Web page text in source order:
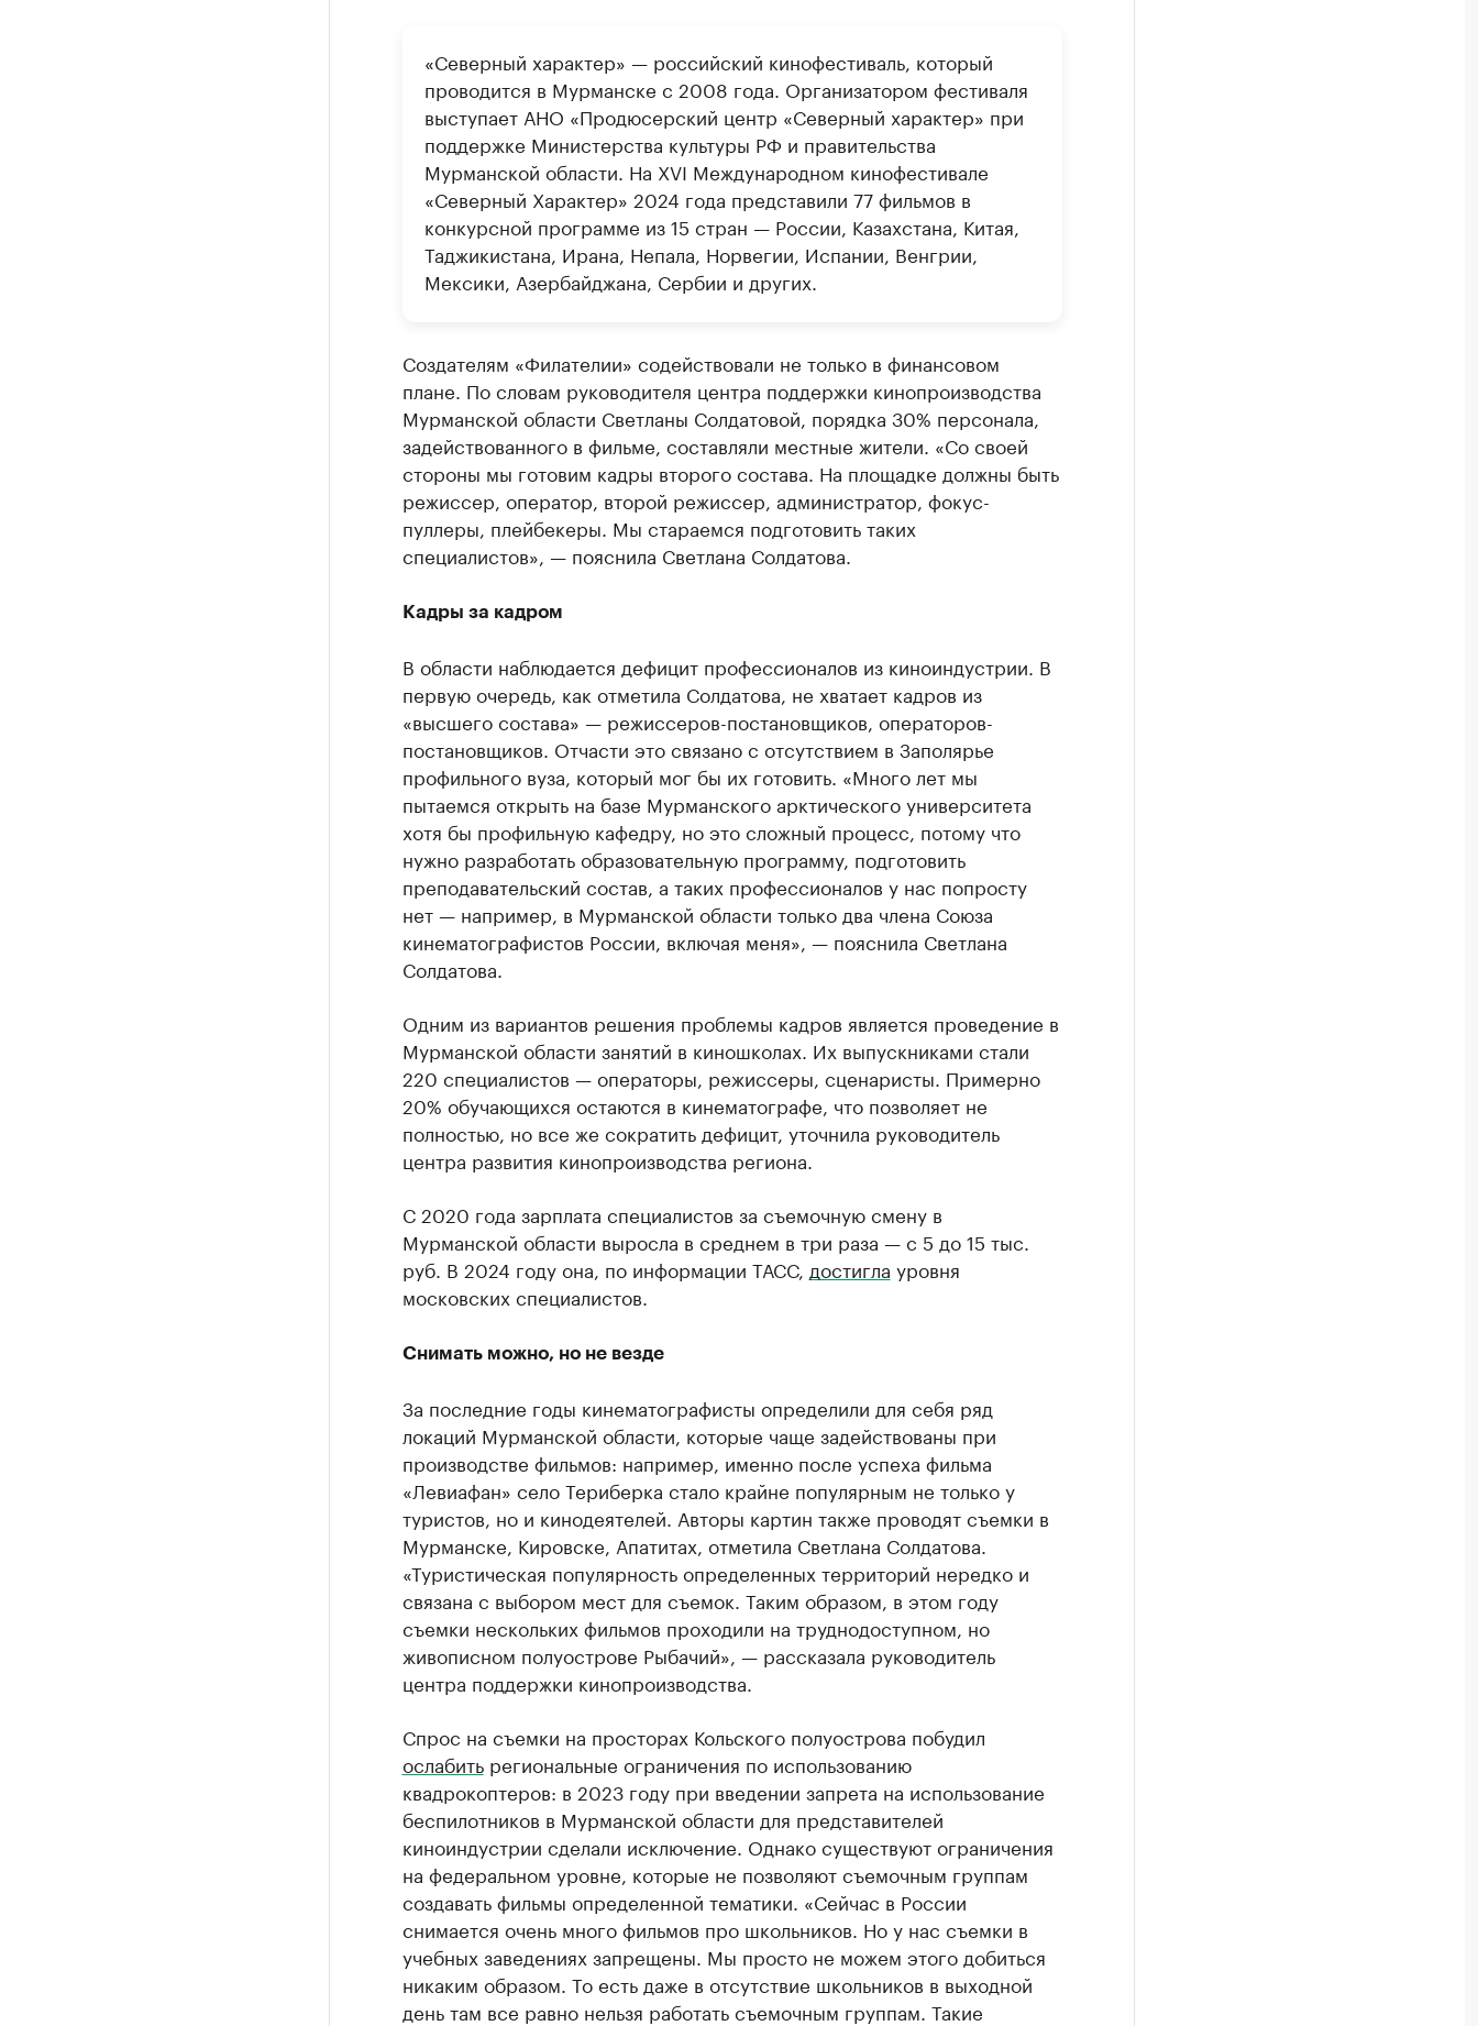
«Северный характер» — российский кинофестиваль, который
проводится в Мурманске с 2008 года. Организатором фестиваля
выступает АНО «Продюсерский центр «Северный характер» при
поддержке Министерства культуры РФ и правительства
Мурманской области. На XVI Международном кинофестивале
«Северный Характер» 2024 года представили 77 фильмов в
конкурсной программе из 15 стран — России, Казахстана, Китая,
Таджикистана, Ирана, Непала, Норвегии, Испании, Венгрии,
Мексики, Азербайджана, Сербии и других.
Создателям «Филателии» содействовали не только в финансовом
плане. По словам руководителя центра поддержки кинопроизводства
Мурманской области Светланы Солдатовой, порядка 30% персонала,
задействованного в фильме, составляли местные жители. «Со своей
стороны мы готовим кадры второго состава. На площадке должны быть
режиссер, оператор, второй режиссер, администратор, фокус-
пуллеры, плейбекеры. Мы стараемся подготовить таких
специалистов», — пояснила Светлана Солдатова.
Кадры за кадром
В области наблюдается дефицит профессионалов из киноиндустрии. В
первую очередь, как отметила Солдатова, не хватает кадров из
«высшего состава» — режиссеров-постановщиков, операторов-
постановщиков. Отчасти это связано с отсутствием в Заполярье
профильного вуза, который мог бы их готовить. «Много лет мы
пытаемся открыть на базе Мурманского арктического университета
хотя бы профильную кафедру, но это сложный процесс, потому что
нужно разработать образовательную программу, подготовить
преподавательский состав, а таких профессионалов у нас попросту
нет — например, в Мурманской области только два члена Союза
кинематографистов России, включая меня», — пояснила Светлана
Солдатова.
Одним из вариантов решения проблемы кадров является проведение в
Мурманской области занятий в киношколах. Их выпускниками стали
220 специалистов — операторы, режиссеры, сценаристы. Примерно
20% обучающихся остаются в кинематографе, что позволяет не
полностью, но все же сократить дефицит, уточнила руководитель
центра развития кинопроизводства региона.
С 2020 года зарплата специалистов за съемочную смену в
Мурманской области выросла в среднем в три раза — с 5 до 15 тыс.
руб. В 2024 году она, по информации ТАСС, достигла уровня
московских специалистов.
Снимать можно, но не везде
За последние годы кинематографисты определили для себя ряд
локаций Мурманской области, которые чаще задействованы при
производстве фильмов: например, именно после успеха фильма
«Левиафан» село Териберка стало крайне популярным не только у
туристов, но и кинодеятелей. Авторы картин также проводят съемки в
Мурманске, Кировске, Апатитах, отметила Светлана Солдатова.
«Туристическая популярность определенных территорий нередко и
связана с выбором мест для съемок. Таким образом, в этом году
съемки нескольких фильмов проходили на труднодоступном, но
живописном полуострове Рыбачий», — рассказала руководитель
центра поддержки кинопроизводства.
Спрос на съемки на просторах Кольского полуострова побудил
ослабитьрегиональные ограничения по использованию
квадрокоптеров: в 2023 году при введении запрета на использование
беспилотников в Мурманской области для представителей
киноиндустрии сделали исключение. Однако существуют ограничения
на федеральном уровне, которые не позволяют съемочным группам
создавать фильмы определенной тематики. «Сейчас в России
снимается очень много фильмов про школьников. Но у нас съемки в
учебных заведениях запрещены. Мы просто не можем этого добиться
никаким образом. То есть даже в отсутствие школьников в выходной
день там все равно нельзя работать съемочным группам. Такие